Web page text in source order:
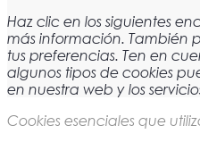
Haz clic en los siguientes
más información. También
tus preferencias. Ten en
algunos tipos de cookies
en nuestra web y los
Cookies esenciales que